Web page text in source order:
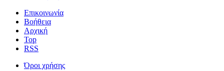
Επικοινωνία
Βοήθεια
Αρχική
Top
RSS
Όροι χρήσης